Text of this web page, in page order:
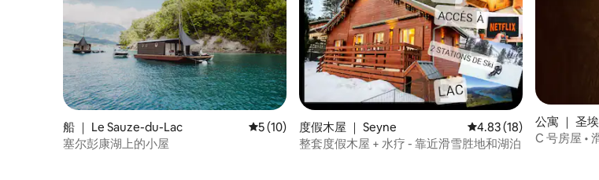
船 ｜ Le Sauze-du-Lac 平均评分 5 分（满分 5 分），共 10 条评价
5 (10)
塞尔彭康湖上的小屋
度假木屋 ｜ Seyne 平均评分 4.83 分（满分 5
4.83 (18)
整套度假木屋 + 水疗 - 靠近滑雪胜地和湖泊
公寓 ｜ 圣
C 号房屋 •